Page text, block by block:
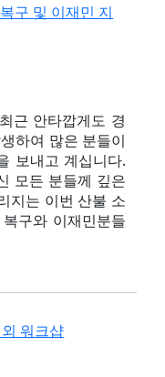
구 및 이재민 지
근 안타깝게도 경
하여 많은 분들이
보내고 계십니다.
모든 분들께 깊은
지는 이번 산불 소
구와 이재민분들
워크샵